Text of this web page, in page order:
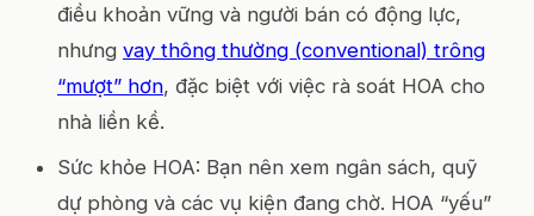
điều khoản vững và người bán có động lực,
nhưng vay thông thường (conventional) trông
“mượt” hơn, đặc biệt với việc rà soát HOA cho
nhà liền kề.
Sức khỏe HOA: Bạn nên xem ngân sách, quỹ
dự phòng và các vụ kiện đang chờ. HOA “yếu”